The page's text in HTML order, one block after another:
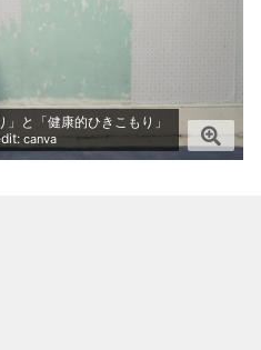
と「健康的ひきこもり」
canva